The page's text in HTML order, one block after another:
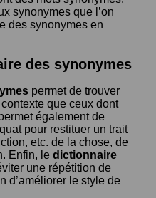
synonymes que l’on
des synonymes en
des synonymes
permet de trouver
que ceux dont
également de
pour restituer un trait
etc. de la chose, de
Enfin, le dictionnaire
une répétition de
d’améliorer le style de